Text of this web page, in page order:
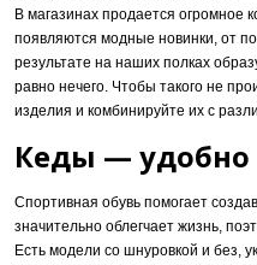
В магазинах продается огромное
появляются модные новинки, от
результате на наших полках
равно нечего. Чтобы такого не
изделия и комбинируйте их с
Кеды — удобно
Спортивная обувь помогает
значительно облегчает жизнь,
Есть модели со шнуровкой и без,